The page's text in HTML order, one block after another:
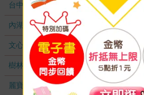
台中秀泰店 無庫存
內湖大潤發 無庫存
文心店 無庫存
樹林店 無庫存
麗寶店 無庫存